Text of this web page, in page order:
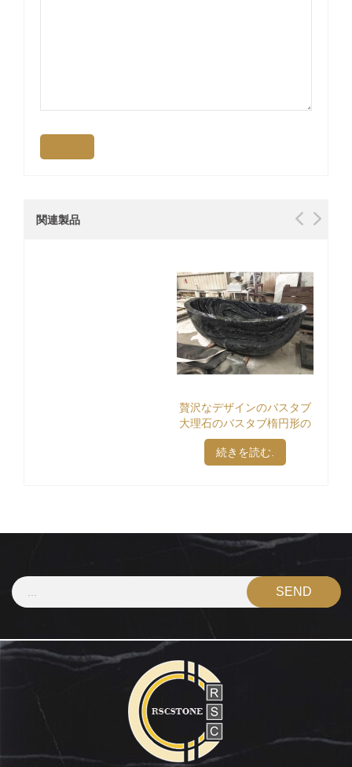
関連製品
贅沢なデザインのバスタブ
大理石のバスタブ楕円形の